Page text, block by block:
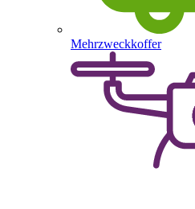
Mehrzweckkoffer